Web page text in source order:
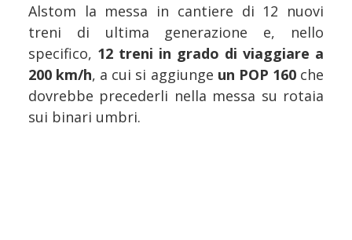
Alstom la messa in cantiere di 12 nuovi
treni di ultima generazione e, nello
specifico, 12 treni in grado di viaggiare a
200 km/h, a cui si aggiunge un POP 160 che
dovrebbe precederli nella messa su rotaia
sui binari umbri.